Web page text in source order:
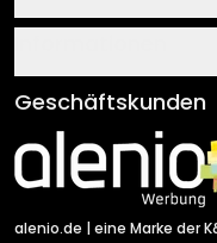
Über uns
Klebe- und
Newsletter An-/
Sendungsverfolgung
AGB
Impressum
Versand & Zahlung
Rücksendung
Geschäftskunden
alenio.de | eine Marke der